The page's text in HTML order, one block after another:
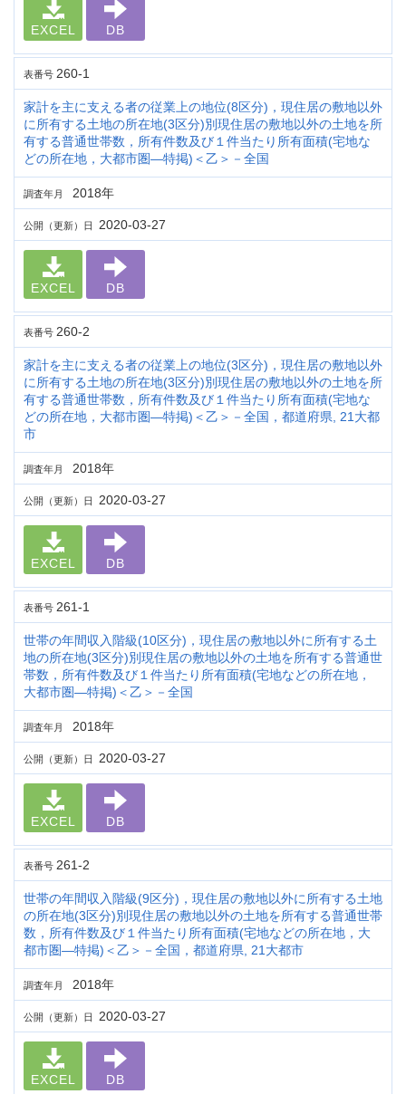
EXCEL DB
表番号 260-1
家計を主に支える者の従業上の地位(8区分)，現住居の敷地以外
に所有する土地の所在地(3区分)別現住居の敷地以外の土地を所
有する普通世帯数，所有件数及び１件当たり所有面積(宅地な
どの所在地，大都市圏―特掲)＜乙＞－全国
調査年月 2018年
公開（更新）日 2020-03-27
EXCEL DB
表番号 260-2
家計を主に支える者の従業上の地位(3区分)，現住居の敷地以外
に所有する土地の所在地(3区分)別現住居の敷地以外の土地を所
有する普通世帯数，所有件数及び１件当たり所有面積(宅地な
どの所在地，大都市圏―特掲)＜乙＞－全国，都道府県, 21大都
市
調査年月 2018年
公開（更新）日 2020-03-27
EXCEL DB
表番号 261-1
世帯の年間収入階級(10区分)，現住居の敷地以外に所有する土
地の所在地(3区分)別現住居の敷地以外の土地を所有する普通世
帯数，所有件数及び１件当たり所有面積(宅地などの所在地，
大都市圏―特掲)＜乙＞－全国
調査年月 2018年
公開（更新）日 2020-03-27
EXCEL DB
表番号 261-2
世帯の年間収入階級(9区分)，現住居の敷地以外に所有する土地
の所在地(3区分)別現住居の敷地以外の土地を所有する普通世帯
数，所有件数及び１件当たり所有面積(宅地などの所在地，大
都市圏―特掲)＜乙＞－全国，都道府県, 21大都市
調査年月 2018年
公開（更新）日 2020-03-27
EXCEL DB